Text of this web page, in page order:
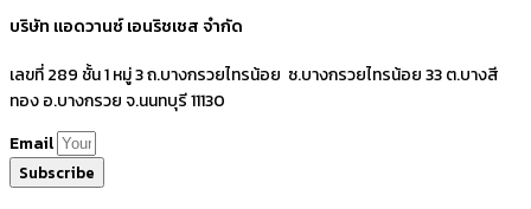
บริษัท แอดวานซ์ เอนริชเชส จำกัด
เลขที่ 289 ชั้น 1 หมู่ 3 ถ.บางกรวยไทรน้อย ซ.บางกรวยไทรน้อย 33 ต.บางสี
ทอง อ.บางกรวย จ.นนทบุรี 11130
Email
Subscribe